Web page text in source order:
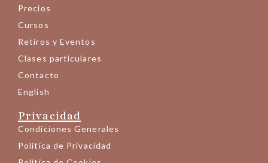
Precios
Cursos
Retiros y Eventos
Clases particulares
Contacto
English
Privacidad
Condiciones Generales
Política de Privacidad